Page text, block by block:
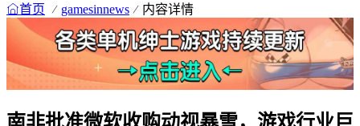
首页 gamesinnews 内容详情